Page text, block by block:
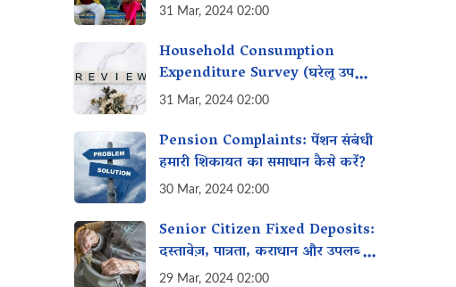
31 Mar, 2024 02:00
Household Consumption
Expenditure Survey (घरेलू उपभोग
व्यय सर्वेक्षण) क्या है?
31 Mar, 2024 02:00
Pension Complaints: पेंशन संबंधी
हमारी शिकायत का समाधान कैसे करें?
30 Mar, 2024 02:00
Senior Citizen Fixed Deposits:
दस्तावेज़, पात्रता, कराधान और उपलब्ध
विकल्प
29 Mar, 2024 02:00